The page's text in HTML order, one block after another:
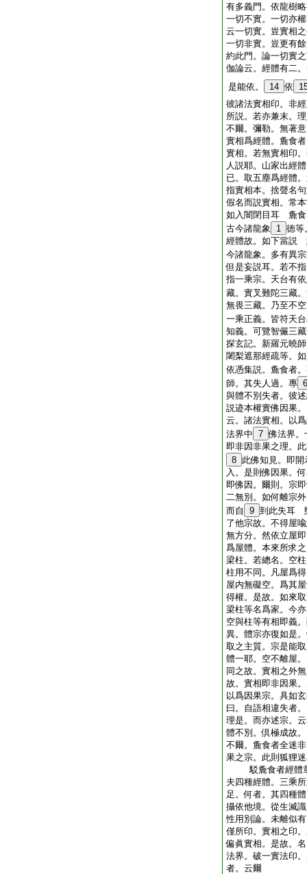
有多義門。依龍樹
一切不實。一切亦
云一切實。豈實相
一切非實。豈更有
約此門。論一切實
伽論云。經體有二
是能依。
14 依
彼諸法實相印。非
所説。若亦兼末。
不爾。彌勒。無著
實相爲經體。麁食
實相。若無實相印
人説耶。山家出經
已。取五塵爲經體
指實相本。捨聲名
假名而説實相。常
如入闇閉目耳 麁食
古今諸龍象
1 徳等
經體故。如下當説
今諸龍象。多有異
但是妄説耳。若不
指一乘宗。天台有
藏。實叉難陀三藏
無畏三藏。乃至不
一乘正義。皆符天
知義。可覽智儼三
探玄記。新羅元曉
闍梨遮那經疏等。
依憑集説。麁食者
師。其失人過。專 6
與體不別失者。彼
説迹本權實佛因果
云。諸法實相。以
法界中 7 佛法界。
即非因非果之理。
8 此佛知見。即
入。是則佛因果。
即佛因。爾則。宗
二無別。如何離宗
而自
9 到此失耳
了他宗故。不得屋
無方分。然依立屋
爲屋體。本來所求
梁柱。若總名。空
柱用不同。凡屋爲
屋内無礙空。爲其
得權。是故。如來
梁柱等名爲家。今
空與柱等有相即義
異。體宗亦復如是
取之主質。宗是能
體一耶。空不離屋
同之故。實相之外
故。實相即非因果
以爲因果宗。具如
曰。自語相違失者
理是。而亦述宗。
體不別。倶極成故
不爾。麁食者全迷
果之宗。此則狐狸
駁麁食者經體
夫四種經體。三乘
足。何者。其四種
攝依他境。從生滅
性用別論。未離似
僅所印。實相之印
偏眞實相。是故。
法界。破一實法印
者。云爾